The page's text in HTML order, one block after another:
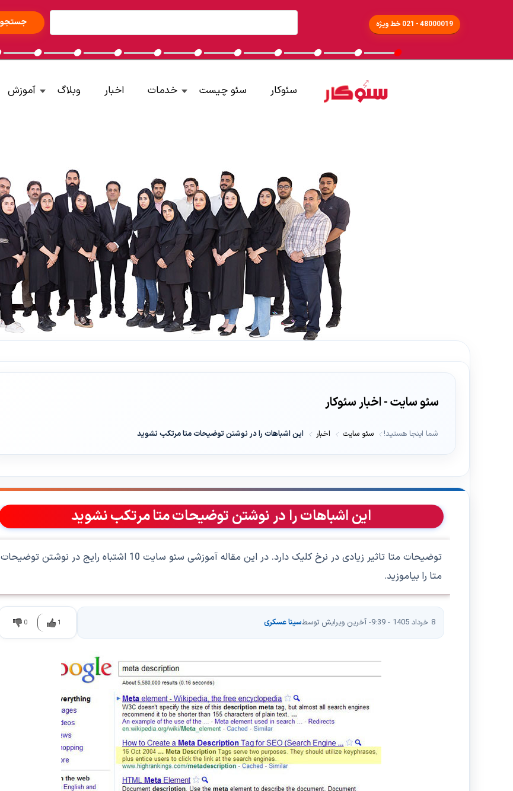
48000019 - 021 خط ویژه
سئوکار سئو چیست خدمات اخبار وبلاگ آموزش
سئو سایت - اخبار سئوکار
شما اینجا هستید! سئو سایت اخبار این اشباهات را در نوشتن توضیحات متا مرتکب نشوید
این اشباهات را در نوشتن توضیحات متا مرتکب نشوید
توضیحات متا تاثیر زیادی در نرخ کلیک دارد. در این مقاله آموزشی سئو سایت 10 اشتباه رایج در نوشتن توضیحات
متا را بیاموزید.
8 خرداد 1405 - 9:39 - آخرین ویرایش توسطسینا عسکری 1
0